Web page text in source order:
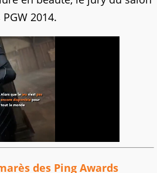
2014.
des Ping Awards